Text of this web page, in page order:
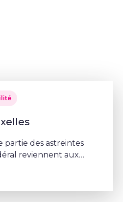
partie des astreintes
reviennent aux